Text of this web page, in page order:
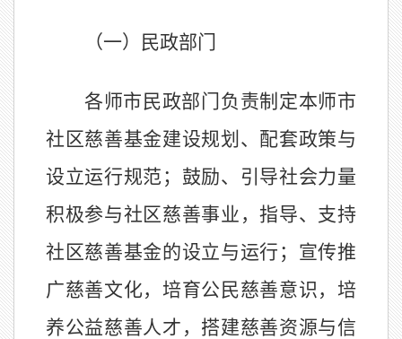
（一）民政部门
各师市 民政部门负责制定本师市
社区慈善基金建设规划、配套政策与
设立运行规范；鼓励、引导社会力量
积极参与社区慈善事业，指导、支持
社区慈善基金的设立与运行 ； 宣传推
广慈善文化，培育公民慈善意识，培
养公益慈善人才，搭建慈善资源与信